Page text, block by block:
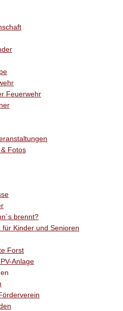
Feuerwehr
Fotos
brennt?
für Kinder und Senioren
Forst
Anlage